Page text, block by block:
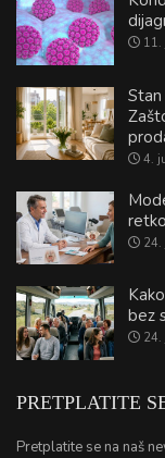
4.
bez
PRETPLATITE
Pretplatite se na naš